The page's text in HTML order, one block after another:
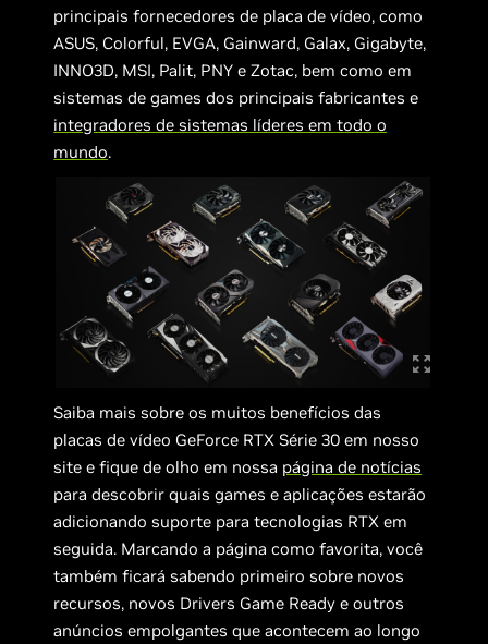
principais fornecedores de placa de vídeo, como
ASUS, Colorful, EVGA, Gainward, Galax, Gigabyte,
INNO3D, MSI, Palit, PNY e Zotac, bem como em
sistemas de games dos principais fabricantes e
integradores de sistemas líderes em todo o
mundo.
Saiba mais sobre os muitos benefícios das
placas de vídeo GeForce RTX Série 30 em nosso
site e fique de olho em nossa página de notícias
para descobrir quais games e aplicações estarão
adicionando suporte para tecnologias RTX em
seguida. Marcando a página como favorita, você
também ficará sabendo primeiro sobre novos
recursos, novos Drivers Game Ready e outros
anúncios empolgantes que acontecem ao longo